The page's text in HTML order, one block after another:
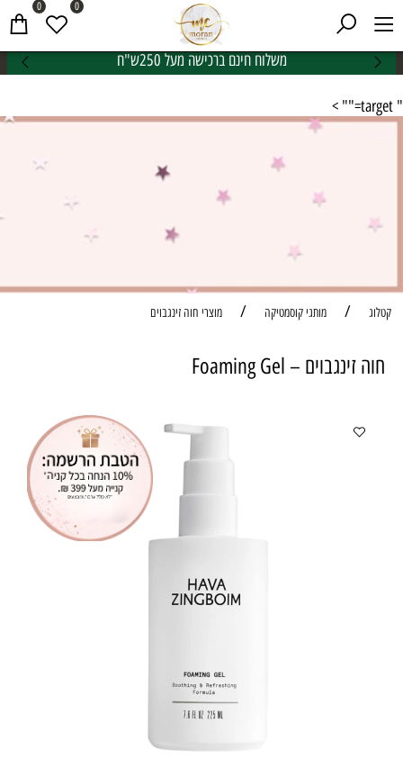
משלוח חינם ברכישה מעל 250ש"ח
0 0
" target="" >
קטלוג / מותגי קוסמטיקה / מוצרי חוה זינגבוים
חוה זינגבוים – Foaming Gel